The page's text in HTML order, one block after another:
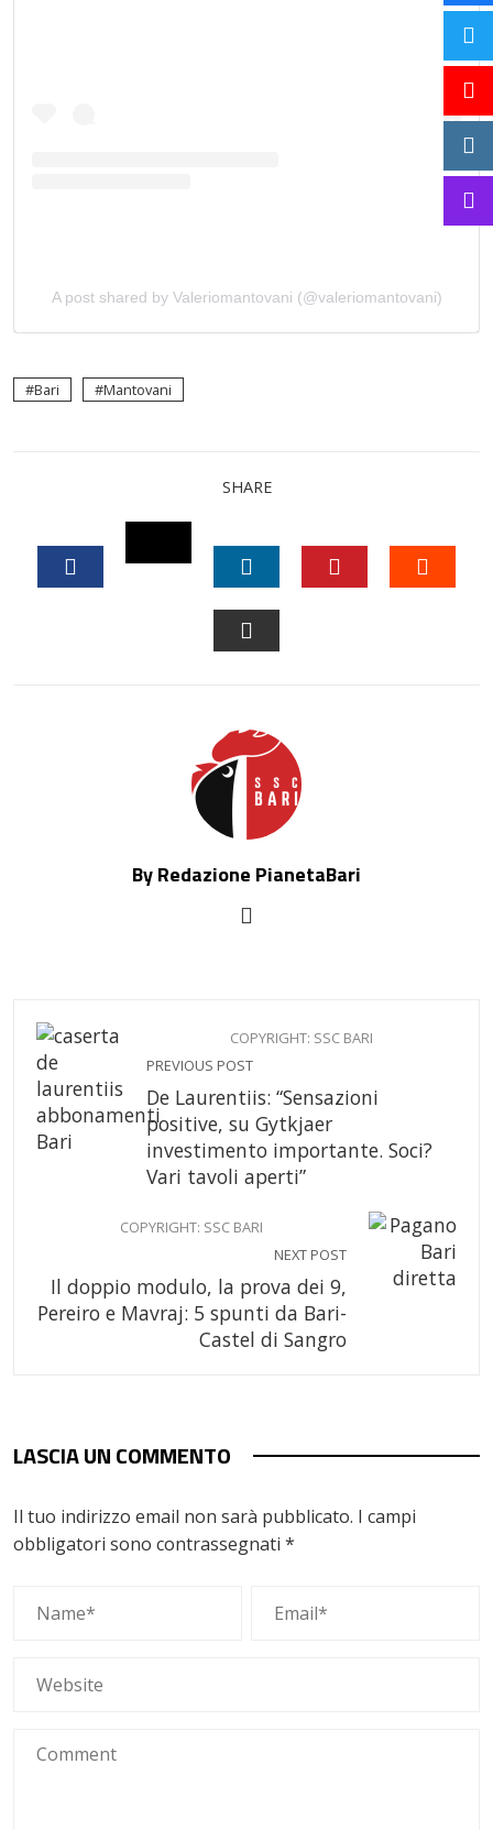
A post shared by Valeriomantovani (@valeriomantovani)
Bari Mantovani
SHARE
TWITTER
LINKEDIN
By Redazione PianetaBari
COPYRIGHT: SSC BARI
PREVIOUS POST
De Laurentiis: “Sensazioni
positive, su Gytkjaer
investimento importante. Soci?
Vari tavoli aperti”
COPYRIGHT: SSC BARI
NEXT POST
Il doppio modulo, la prova dei 9,
Pereiro e Mavraj: 5 spunti da Bari-
Castel di Sangro
LASCIA UN COMMENTO
Il tuo indirizzo email non sarà pubblicato. I campi
obbligatori sono contrassegnati *